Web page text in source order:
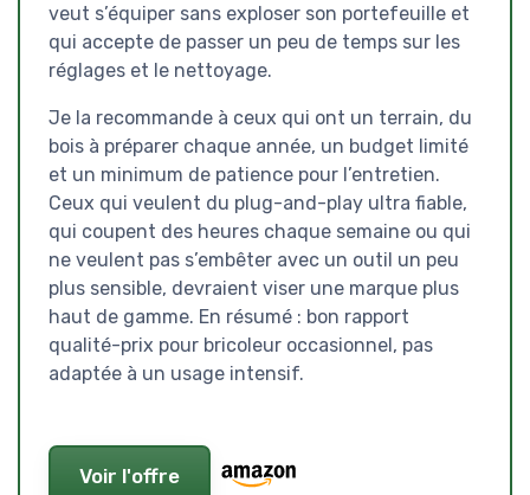
veut s’équiper sans exploser son portefeuille et
qui accepte de passer un peu de temps sur les
réglages et le nettoyage.
Je la recommande à ceux qui ont un terrain, du
bois à préparer chaque année, un budget limité
et un minimum de patience pour l’entretien.
Ceux qui veulent du plug-and-play ultra fiable,
qui coupent des heures chaque semaine ou qui
ne veulent pas s’embêter avec un outil un peu
plus sensible, devraient viser une marque plus
haut de gamme. En résumé : bon rapport
qualité-prix pour bricoleur occasionnel, pas
adaptée à un usage intensif.
Voir l'offre